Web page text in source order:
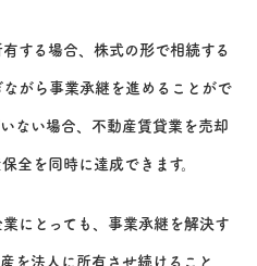
する場合、株式の形で相続する
がら事業承継を進めることがで
ない場合、不動産賃貸業を売却
全を同時に達成できます。
にとっても、事業承継を解決す
を法人に所有させ続けること